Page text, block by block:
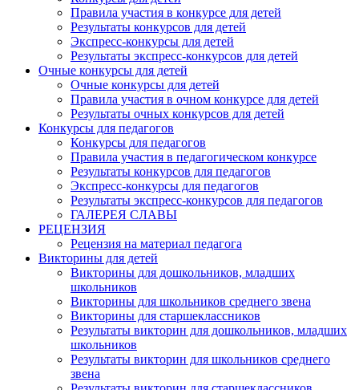
Правила участия в конкурсе для детей
Результаты конкурсов для детей
Экспресс-конкурсы для детей
Результаты экспресс-конкурсов для детей
Очные конкурсы для детей
Очные конкурсы для детей
Правила участия в очном конкурсе для детей
Результаты очных конкурсов для детей
Конкурсы для педагогов
Конкурсы для педагогов
Правила участия в педагогическом конкурсе
Результаты конкурсов для педагогов
Экспресс-конкурсы для педагогов
Результаты экспресс-конкурсов для педагогов
ГАЛЕРЕЯ СЛАВЫ
РЕЦЕНЗИЯ
Рецензия на материал педагога
Викторины для детей
Викторины для дошкольников, младших
школьников
Викторины для школьников среднего звена
Викторины для старшеклассников
Результаты викторин для дошкольников, младших
школьников
Результаты викторин для школьников среднего
звена